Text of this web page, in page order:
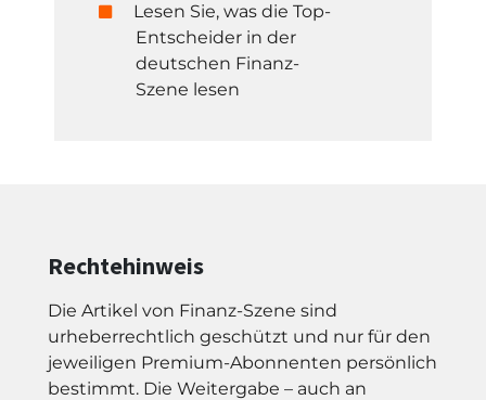
Lesen Sie, was die Top-
Entscheider in der
deutschen Finanz-
Szene lesen
Rechtehinweis
Die Artikel von Finanz-Szene sind
urheberrechtlich geschützt und nur für den
jeweiligen Premium-Abonnenten persönlich
bestimmt. Die Weitergabe – auch an